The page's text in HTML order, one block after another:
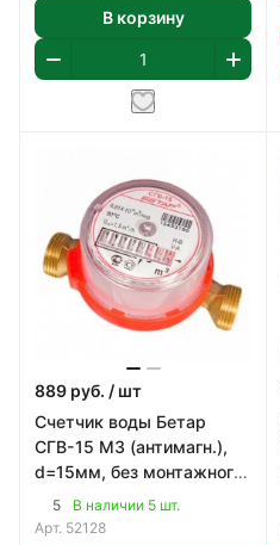
В корзину
889 руб. / шт
Счетчик воды Бетар
СГВ-15 МЗ (антимагн.),
d=15мм, без монтажного
комплекта
5
В наличии 5 шт.
Арт. 52128